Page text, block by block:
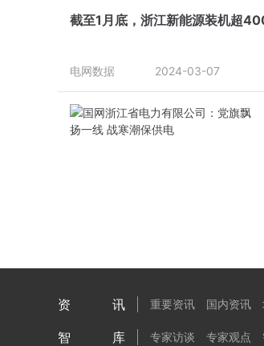
截至1月底，浙江新能源装机超
电网数据 2024-03-07
资讯 重要资讯 国内资讯
智库 专家访谈 专家观点